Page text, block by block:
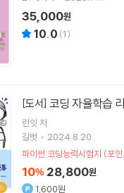
35,000원
10.0 (1)
[도서] 코딩 자율학습
런잇 저
길벗
2024.8.20.
파이썬 코딩능력시험지 (포
10% 28,800원
1,600원